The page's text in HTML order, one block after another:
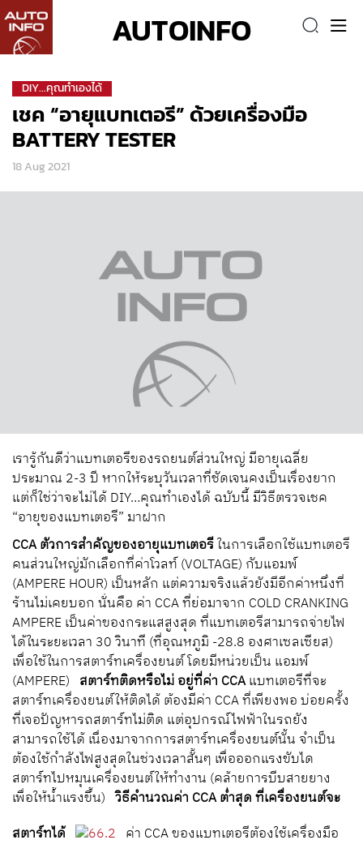
AUTOINFO
DIY...คุณทำเองได้
เชค “อายุแบทเตอรี” ด้วยเครื่องมือ
BATTERY TESTER
18 Aug 2021
เรารู้กันดีว่าแบทเตอรีของรถยนต์ส่วนใหญ่ มีอายุเฉลี่ย
ประมาณ 2-3 ปี หากให้ระบุวันเวลาที่ชัดเจนคงเป็นเรื่องยาก
แต่ก็ใช่ว่าจะไม่ได้ DIY…คุณทำเองได้ ฉบับนี้ มีวิธีตรวจเชค
“อายุของแบทเตอรี” มาฝาก
CCA ตัวการสำคัญของอายุแบทเตอรีในการเลือกใช้แบทเตอรี
คนส่วนใหญ่มักเลือกที่ค่าโวลท์ (VOLTAGE) กับแอมพ์
(AMPERE HOUR) เป็นหลัก แต่ความจริงแล้วยังมีอีกค่าหนึ่งที่
ร้านไม่เคยบอก นั่นคือ ค่า CCA ที่ย่อมาจาก COLD CRANKING
AMPERE เป็นค่าของกระแสสูงสุด ที่แบทเตอรีสามารถจ่ายไฟ
ได้ในระยะเวลา 30 วินาที (ที่อุณหภูมิ -28.8 องศาเซลเซียส)
เพื่อใช้ในการสตาร์ทเครื่องยนต์ โดยมีหน่วยเป็น แอมพ์
(AMPERE) สตาร์ทติดหรือไม่ อยู่ที่ค่า CCAแบทเตอรีที่จะ
สตาร์ทเครื่องยนต์ให้ติดได้ ต้องมีค่า CCA ที่เพียงพอ บ่อยครั้ง
ที่เจอปัญหารถสตาร์ทไม่ติด แต่อุปกรณ์ไฟฟ้าในรถยัง
สามารถใช้ได้ เนื่องมาจากการสตาร์ทเครื่องยนต์นั้น จำเป็น
ต้องใช้กำลังไฟสูงสุดในช่วงเวลาสั้นๆ เพื่อออกแรงขับได
สตาร์ทไปหมุนเครื่องยนต์ให้ทำงาน (คล้ายการบีบสายยาง
เพื่อให้น้ำแรงขึ้น)วิธีคำนวณค่า CCA ต่ำสุด ที่เครื่องยนต์จะ
สตาร์ทได้
ค่า CCA ของแบทเตอรีต้องใช้เครื่องมือ